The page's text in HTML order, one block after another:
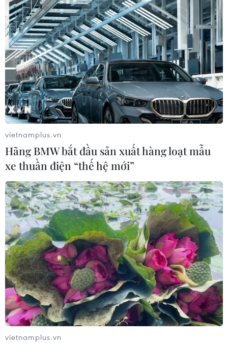
vietnamplus.vn
Hãng BMW bắt đầu sản xuất hàng loạt mẫu
xe thuần điện “thế hệ mới”
vietnamplus.vn